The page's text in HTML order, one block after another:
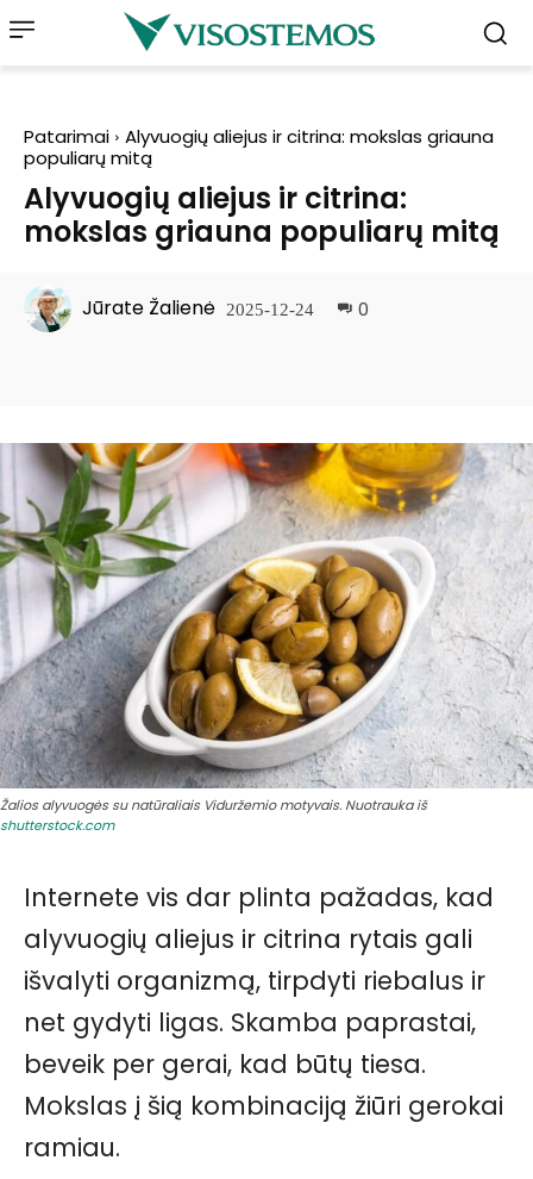
Patarimai
Alyvuogių aliejus ir citrina: mokslas griauna
populiarų mitą
Alyvuogių aliejus ir citrina:
mokslas griauna populiarų mitą
Jūrate Žalienė 2025-12-24 0
Žalios alyvuogės su natūraliais Viduržemio motyvais. Nuotrauka iš
shutterstock.com
Internete vis dar plinta pažadas, kad
alyvuogių aliejus ir citrina rytais gali
išvalyti organizmą, tirpdyti riebalus ir
net gydyti ligas. Skamba paprastai,
beveik per gerai, kad būtų tiesa.
Mokslas į šią kombinaciją žiūri gerokai
ramiau.